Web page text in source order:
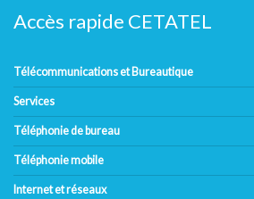
Accès rapide CETATEL
Télécommunications et Bureautique
Services
Téléphonie de bureau
Téléphonie mobile
Internet et réseaux